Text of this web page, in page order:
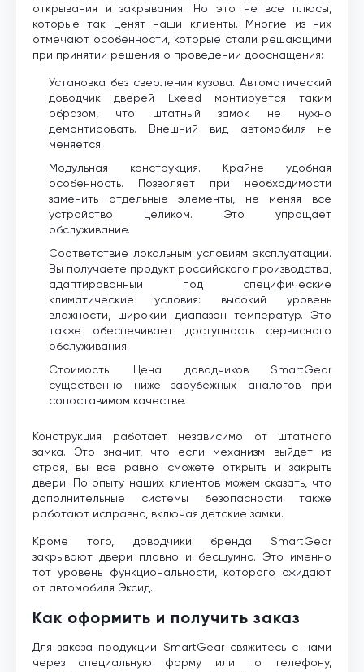
открывания и закрывания. Но это не все плюсы,
которые так ценят наши клиенты. Многие из них
отмечают особенности, которые стали решающими
при принятии решения о проведении дооснащения:
Установка без сверления кузова. Автоматический
доводчик дверей Exeed монтируется таким
образом, что штатный замок не нужно
демонтировать. Внешний вид автомобиля не
меняется.
Модульная конструкция. Крайне удобная
особенность. Позволяет при необходимости
заменить отдельные элементы, не меняя все
устройство целиком. Это упрощает
обслуживание.
Соответствие локальным условиям эксплуатации.
Вы получаете продукт российского производства,
адаптированный под специфические
климатические условия: высокий уровень
влажности, широкий диапазон температур. Это
также обеспечивает доступность сервисного
обслуживания.
Стоимость. Цена доводчиков SmartGear
существенно ниже зарубежных аналогов при
сопоставимом качестве.
Конструкция работает независимо от штатного
замка. Это значит, что если механизм выйдет из
строя, вы все равно сможете открыть и закрыть
двери. По опыту наших клиентов можем сказать, что
дополнительные системы безопасности также
работают исправно, включая детские замки.
Кроме того, доводчики бренда SmartGear
закрывают двери плавно и бесшумно. Это именно
тот уровень функциональности, которого ожидают
от автомобиля Эксид.
Как оформить и получить заказ
Для заказа продукции SmartGear свяжитесь с нами
через специальную форму или по телефону,